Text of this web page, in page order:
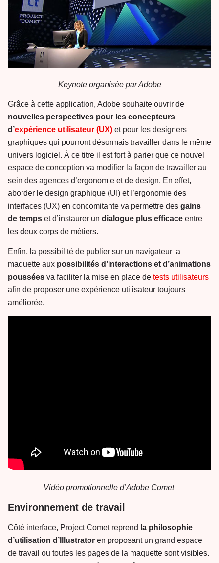
Keynote organisée par Adobe
Grâce à cette application, Adobe souhaite ouvrir de
nouvelles perspectives pour les concepteurs
d’expérience utilisateur (UX) et pour les designers
graphiques qui pourront désormais travailler dans le même
univers logiciel. À ce titre il est fort à parier que ce nouvel
espace de conception va modifier la façon de travailler au
sein des agences d’ergonomie et de design. En effet,
aborder le design graphique (UI) et l’ergonomie des
interfaces (UX) en concomitante va permettre des gains
de temps et d’instaurer un dialogue plus efficace entre
les deux corps de métiers.
Enfin, la possibilité de publier sur un navigateur la
maquette aux possibilités d’interactions et d’animations
poussées va faciliter la mise en place de tests utilisateurs
afin de proposer une expérience utilisateur toujours
améliorée.
Vidéo promotionnelle d’Adobe Comet
Environnement de travail
Côté interface, Project Comet reprend la philosophie
d’utilisation d’Illustrator en proposant un grand espace
de travail ou toutes les pages de la maquette sont visibles.